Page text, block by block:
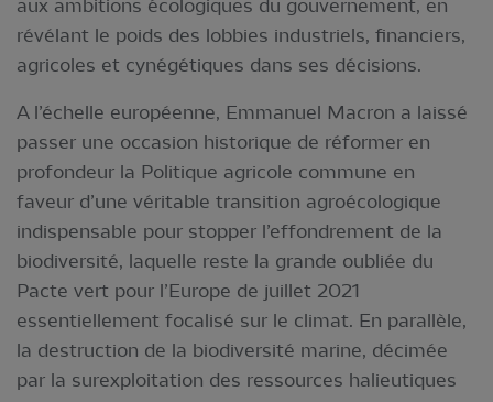
aux ambitions écologiques du gouvernement, en
révélant le poids des lobbies industriels, financiers,
agricoles et cynégétiques dans ses décisions.
A l’échelle européenne, Emmanuel Macron a laissé
passer une occasion historique de réformer en
profondeur la Politique agricole commune en
faveur d’une véritable transition agroécologique
indispensable pour stopper l’effondrement de la
biodiversité, laquelle reste la grande oubliée du
Pacte vert pour l’Europe de juillet 2021
essentiellement focalisé sur le climat. En parallèle,
la destruction de la biodiversité marine, décimée
par la surexploitation des ressources halieutiques